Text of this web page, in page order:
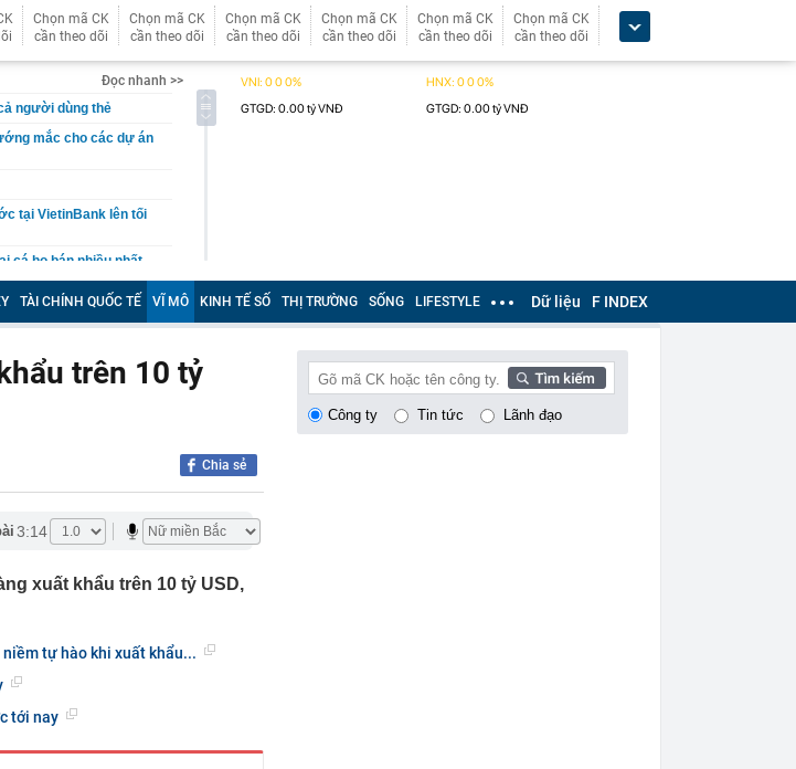
Chọn mã CK
cần theo dõi
Chọn mã CK
cần theo dõi
Chọn mã CK
cần theo dõi
Chọn mã CK
cần theo dõi
Chọn mã CK
cần theo dõi
Chọn mã CK
cần theo dõi
Đọc nhanh >>
người dùng thẻ
mắc cho các dự án
tại VietinBank lên tối
cá họ bán nhiều nhất
chung cư vào đúng 4
hơn cả Maldives và
BIM Group... chọn
xã hội, doanh nghiệp
đâu?
36.000 tỷ đồng tại tỉnh
Vành đai 1
và tiện lợi
TÀI CHÍNH QUỐC TẾ VĨ MÔ KINH TẾ SỐ THỊ TRƯỜNG SỐNG LIFESTYLE Dữ liệu F INDEX
trên 10 tỷ
Chia sẻ
3:14
xuất khẩu trên 10 tỷ USD,
tự hào khi xuất khẩu...
tới nay
Công ty Tin tức Lãnh đạo